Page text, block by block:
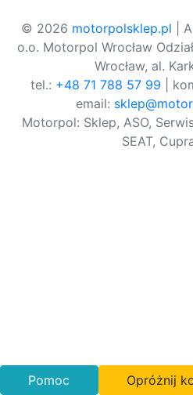
© 2026 motorpolsklep.pl |
o.o. Motorpol Wrocław
Wrocław, al.
tel.: +48 71 788 57 99 |
email:
Motorpol: Sklep, ASO,
SEAT,
Pomoc Opróżnij